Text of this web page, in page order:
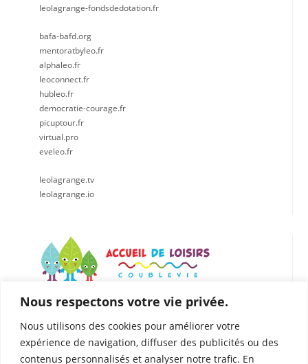
Nous respectons votre vie privée.
Nous utilisons des cookies pour améliorer votre
expérience de navigation, diffuser des publicités ou des
contenus personnalisés et analyser notre trafic. En
leolagrange-fondsdedotation.fr
bafa-bafd.org
mentoratbyleo.fr
alphaleo.fr
leoconnect.fr
hubleo.fr
democratie-courage.fr
picuptour.fr
virtual.pro
eveleo.fr
leolagrange.tv
leolagrange.io
LÉO LAGRANGE CENTRE EST
112 Rue du Presbytère, 38500 Coublevie
04.76.05.04.25